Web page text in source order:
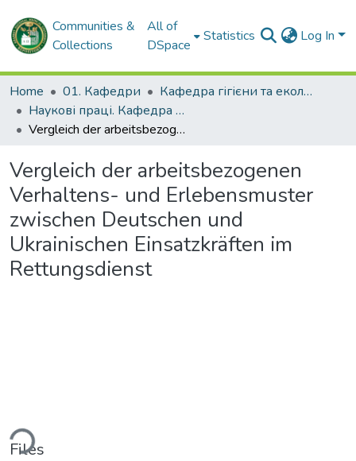
Communities &
Collections
All of
DSpace
Statistics Log In
Home 01. Кафедри
Кафедра гігієни та екології № 2
Наукові праці. Кафедра гігієни та екології № 2
Vergleich der arbeitsbezogenen Verhaltens- und Erlebensmuster zwischen Deutschen und Ukrainischen Einsatzkräften im Rettungsdienst
Vergleich der arbeitsbezogenen
Verhaltens- und Erlebensmuster
zwischen Deutschen und
Ukrainischen Einsatzkräften im
Rettungsdienst
Files